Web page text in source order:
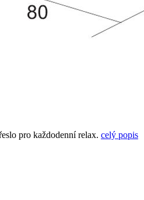
pro každodenní relax. celý popis